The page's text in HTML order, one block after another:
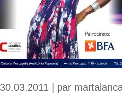
30.03.2011 | par